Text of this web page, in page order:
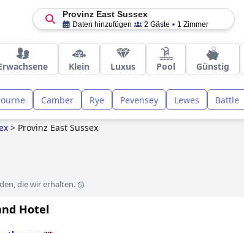
Provinz East Sussex
Daten hinzufügen 2 Gäste 1 Zimmer
Klein Luxus Pool Günstig
Camber Rye Pevensey Lewes Battle
> Provinz East Sussex
die wir erhalten.
Hotel